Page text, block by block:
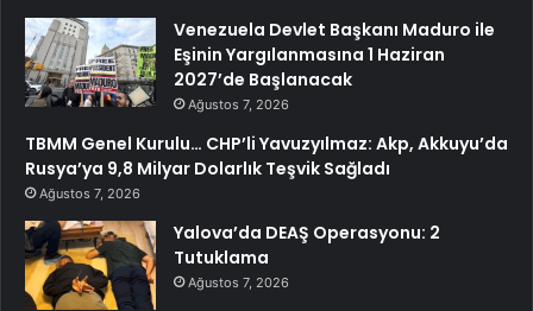
Venezuela Devlet Başkanı Maduro ile
Eşinin Yargılanmasına 1 Haziran
2027’de Başlanacak
Ağustos 7, 2026
TBMM Genel Kurulu… CHP’li Yavuzyılmaz: Akp, Akkuyu’da
Rusya’ya 9,8 Milyar Dolarlık Teşvik Sağladı
Ağustos 7, 2026
Yalova’da DEAŞ Operasyonu: 2
Tutuklama
Ağustos 7, 2026